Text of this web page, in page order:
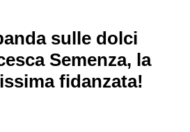
sulle dolci
Semenza, la
fidanzata!